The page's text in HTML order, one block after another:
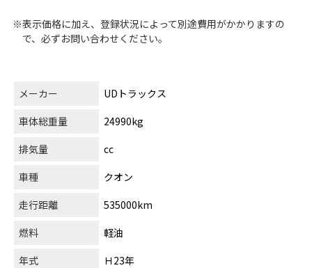
※表示価格に加え、登録状況によって別途費用がかかりますの
で、必ずお問い合わせください。
メーカー
UDトラックス
車体総重量
24990kg
排気量
cc
車種
クオン
走行距離
535000km
燃料
軽油
年式
Ｈ23年